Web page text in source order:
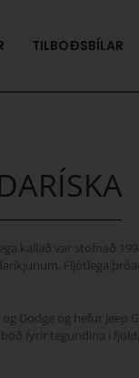
TILBOÐSBÍLAR
kallað var stofnað
Fljótlega
Dodge og hefur Jeep
fyrir tegundina í